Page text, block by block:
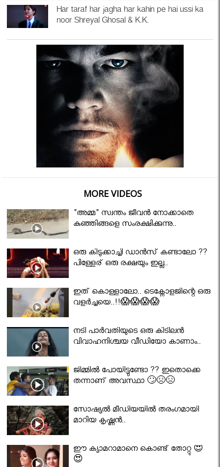
Har taraf har jagha har kahin pe hai ussi ka
noor Shreyal Ghosal & K.K.
MORE VIDEOS
"അമ്മ" സ്വന്തം ജീവൻ നോക്കാതെ
കുഞ്ഞിങ്ങളെ സംരക്ഷിക്കുന്നു..
ഒരു കിടുക്കാച്ചി ഡാൻസ് കണ്ടാലോ ??
പിള്ളേര് ഒരു രക്ഷയും ഇല്ല..
ഇത് കൊള്ളാലോ.. ടെക്നോളജിന്റെ ഒരു
വളർച്ചയെ..!!😱😱😱😱
നടി പാർവതിയുടെ ഒരു കിടിലൻ
വിവാഹനിശ്ചയ വീഡിയോ കാണാം..
ജിമ്മിൽ പോയിട്ടുണ്ടോ ?? ഇതൊക്കെ
തന്നാണ് അവസ്ഥാ 🙄😣😣
സോഷ്യൽ മീഡിയയിൽ തരംഗമായി
മാറിയ കൃഷ്ണൻ..
ഈ ക്യാമറാമാനെ കൊണ്ട് തോറ്റു 😍
😍